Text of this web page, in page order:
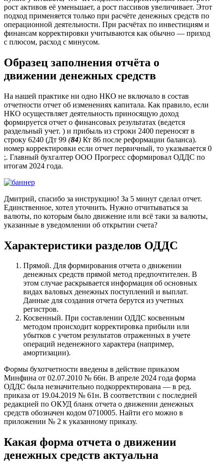
рост активов её уменьшает, а рост пассивов увеличивает. Этот
подход применяется только при расчёте денежных средств по
операционной деятельности. При расчётах по инвестициям и
финансам корректировки учитываются как обычно — приход
с плюсом, расход с минусом.
Образец заполнения отчёта о
движении денежных средств
На нашей практике ни одно НКО не включало в состав
отчетности отчет об изменениях капитала. Как правило, если
НКО осуществляет деятельность приносящую доход
формируется отчет о финансовых результатах (ведется
раздельный учет. ) и прибыль из строки 2400 переносят в
строку 6240 (Дт 99 (84) Кт 86 после реформации баланса).
номер корректировки если отчет первичный, то указывается 0
;. Главный бухгалтер ООО Прогресс сформировал ОДДС по
итогам 2024 года.
Дмитрий, спасибо за инструкцию! За 5 минут сделал отчет.
Единственное, хотел уточнить. Нужно отчитываться за
валюты, по которым было движение или всё таки за валюты,
указанные в уведомлении об открытии счета?
Характеристики разделов ОДДС
Прямой. Для формирования отчета о движении
денежных средств прямой метод предпочтителен. В
этом случае раскрывается информация об основных
видах валовых денежных поступлений и выплат.
Данные для создания отчета берутся из учетных
регистров.
Косвенный. При составлении ОДДС косвенным
методом происходит корректировка прибыли или
убытков с учетом результатов отраженных в учете
операций неденежного характера (например,
амортизации).
Формы бухотчетности введены в действие приказом
Минфина от 02.07.2010 № 66н. В апреле 2024 года форма
ОДДС была незначительно подкорректирована — в ред.
приказа от 19.04.2019 № 61н. В соответствии с последней
редакцией по ОКУД бланк отчета о движении денежных
средств обозначен кодом 0710005. Найти его можно в
приложении № 2 к указанному приказу.
Какая форма отчета о движении
денежных средств актуальна